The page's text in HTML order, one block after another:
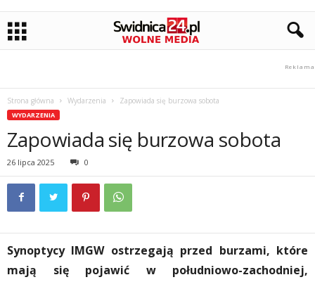
Strona główna Wydarzenia Zapowiada się burzowa sobota
WYDARZENIA
Zapowiada się burzowa sobota
26 lipca 2025 0
Synoptycy IMGW ostrzegają przed burzami, które
mają się pojawić w południowo-zachodniej,